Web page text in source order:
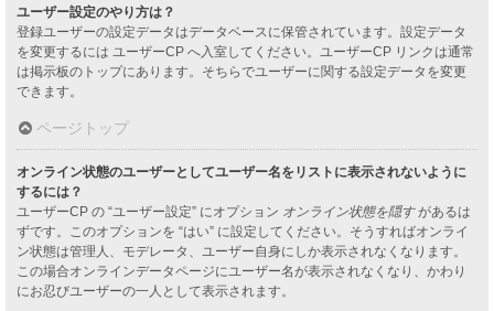
ユーザー設定のやり方は？
登録ユーザーの設定データはデータベースに保管されています。設定データ
を変更するには ユーザーCP へ入室してください。ユーザーCP リンクは通常
は掲示板のトップにあります。そちらでユーザーに関する設定データを変更
できます。
ページトップ
オンライン状態のユーザーとしてユーザー名をリストに表示されないように
するには？
ユーザーCP の “ユーザー設定” にオプション オンライン状態を隠すがあるは
ずです。このオプションを “はい” に設定してください。そうすればオンライ
ン状態は管理人、モデレータ、ユーザー自身にしか表示されなくなります。
この場合オンラインデータページにユーザー名が表示されなくなり、かわり
にお忍びユーザーの一人として表示されます。